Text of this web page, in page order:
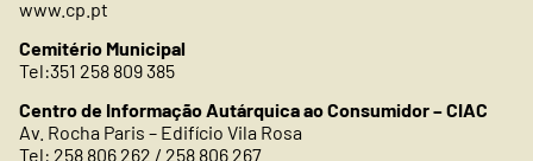
www.cp.pt
Cemitério Municipal
Tel:351 258 809 385
Centro de Informação Autárquica ao Consumidor – CIAC
Av. Rocha Paris – Edifício Vila Rosa
Tel: 258 806 262 / 258 806 267